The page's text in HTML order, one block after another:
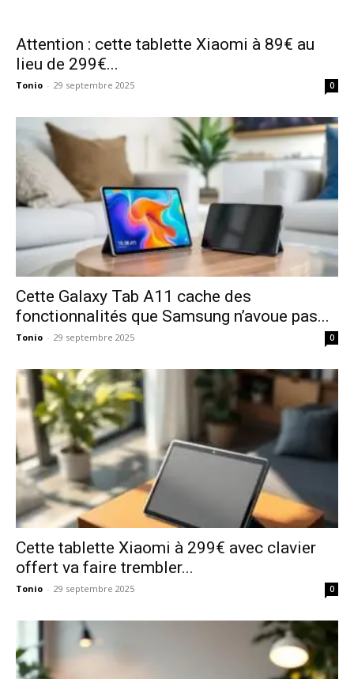
Attention : cette tablette Xiaomi à 89€ au
lieu de 299€...
Tonio - 29 septembre 2025 0
Cette Galaxy Tab A11 cache des
fonctionnalités que Samsung n’avoue pas...
Tonio - 29 septembre 2025 0
Cette tablette Xiaomi à 299€ avec clavier
offert va faire trembler...
Tonio - 29 septembre 2025 0